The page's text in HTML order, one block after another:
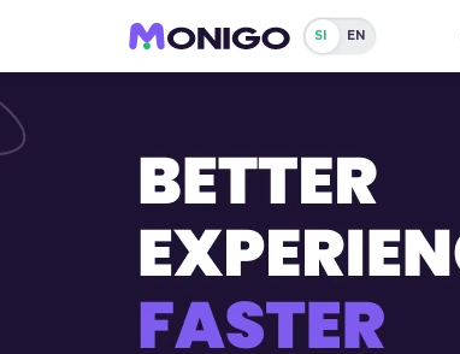
SI EN
Online
Loan
Lanka